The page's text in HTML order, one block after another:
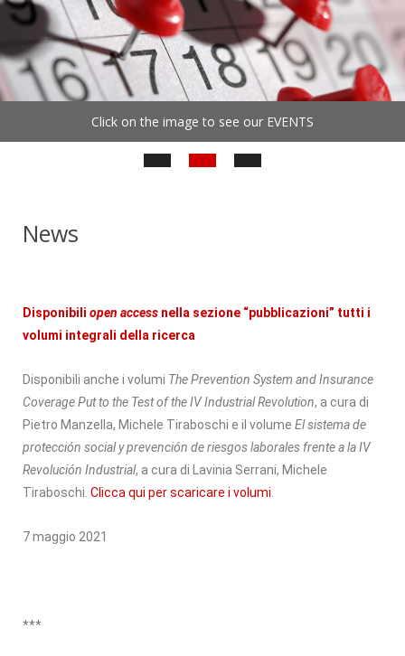
A
L
U
S Click on the image to see our EVENTS
News
Disponibili open access nella sezione “pubblicazioni” tutti i
volumi integrali della ricerca
Disponibili anche i volumi The Prevention System and Insurance
Coverage Put to the Test of the IV Industrial Revolution, a cura di
Pietro Manzella, Michele Tiraboschi e il volume El sistema de
protección social y prevención de riesgos laborales frente a la IV
Revolución Industrial, a cura di Lavinia Serrani, Michele
Tiraboschi. Clicca qui per scaricare i volumi
7 maggio 2021
***